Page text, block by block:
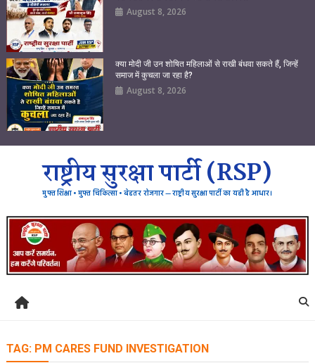
August 8, 2026
क्या मोदी जी उन शोषित महिलाओं से राखी बंधवा सकते हैं, जिन्हें
समाज में कुचला जा रहा है?
August 8, 2026
राष्ट्रीय सुरक्षा पार्टी (RSP)
मुफ्त शिक्षा • मुफ्त चिकित्सा • बेहतर रोजगार — राष्ट्रीय सुरक्षा पार्टी का यही है आधार।
TAG: PM CARES FUND INVESTIGATION